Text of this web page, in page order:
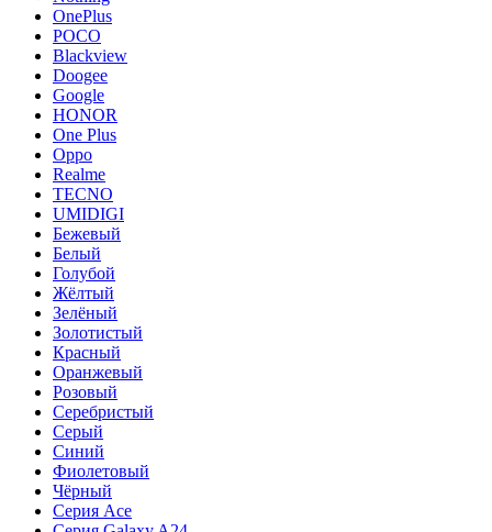
OnePlus
POCO
Blackview
Doogee
Google
HONOR
One Plus
Oppo
Realme
TECNO
UMIDIGI
Бежевый
Белый
Голубой
Жёлтый
Зелёный
Золотистый
Красный
Оранжевый
Розовый
Серебристый
Серый
Синий
Фиолетовый
Чёрный
Серия Ace